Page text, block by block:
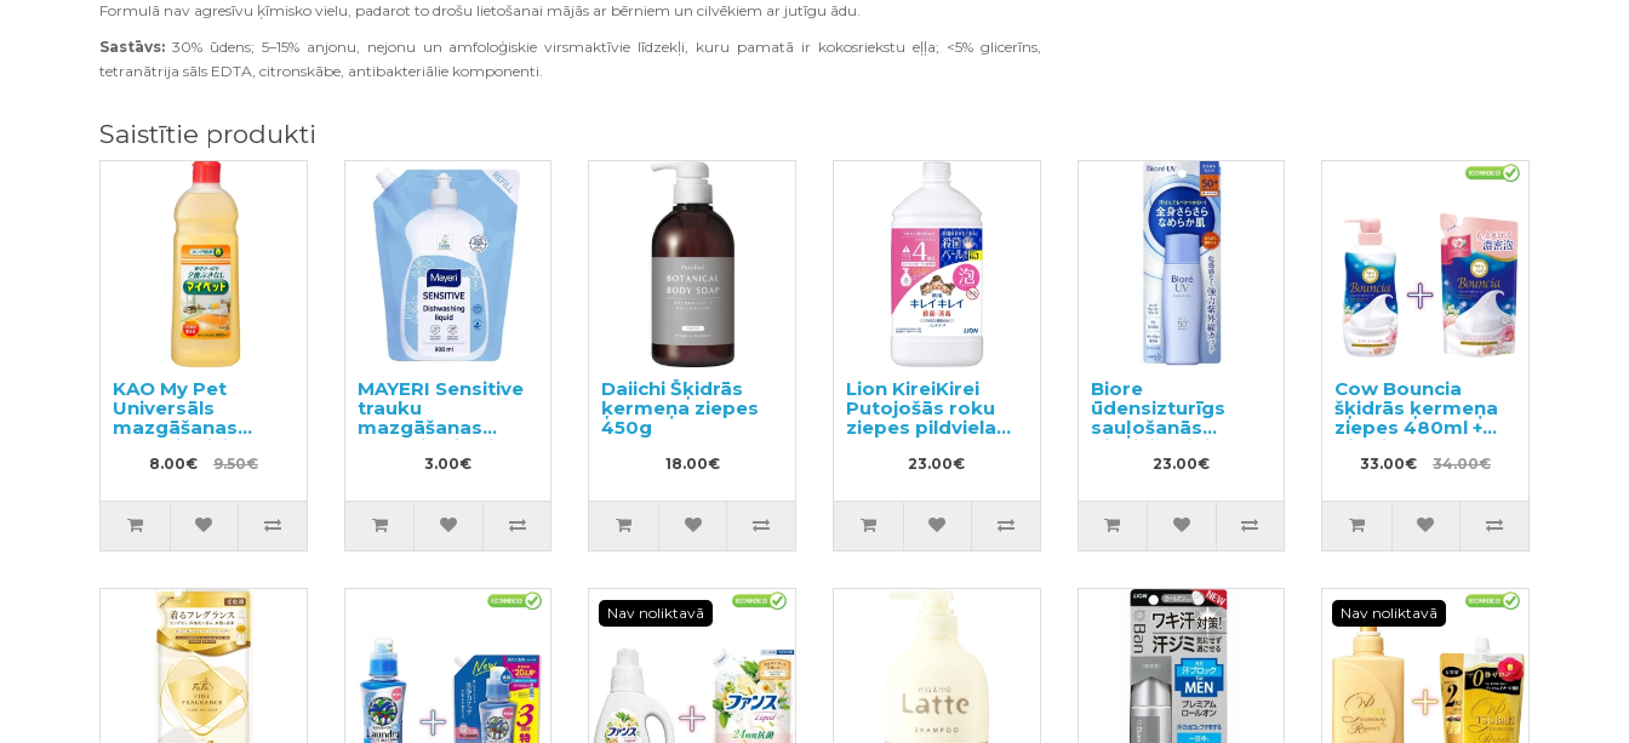
Formulā nav agresīvu ķīmisko vielu, padarot to drošu lietošanai mājās ar bērniem un cilvēkiem ar jutīgu ādu.
Sastāvs: 30% ūdens; 5–15% anjonu, nejonu un amfoloģiskie virsmaktīvie līdzekļi, kuru pamatā ir kokosriekstu eļļa; <5% glicerīns,
tetranātrija sāls EDTA, citronskābe, antibakteriālie komponenti.
Saistītie produkti
KAO My Pet
Universāls
mazgāšanas
līdzeklis visiem
virsmu veidiem
8.00€ 9.50€
MAYERI Sensitive
trauku
mazgāšanas
līdzeklis pildviela
3.00€
Daiichi Šķidrās
ķermeņa ziepes
450g
18.00€
Lion KireiKirei
Putojošās roku
ziepes pildviela
23.00€
Biore
ūdensizturīgs
sauļošanās
pieniņš sejai un
ķermenim SPF
23.00€
Cow Bouncia
šķidrās ķermeņa
ziepes 480ml +
pildviela 360ml
33.00€ 34.00€
Nav noliktavā Nav noliktavā